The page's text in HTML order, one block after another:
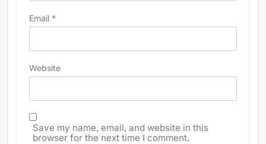
Email *
Website
Save my name, email, and website in this
browser for the next time I comment.